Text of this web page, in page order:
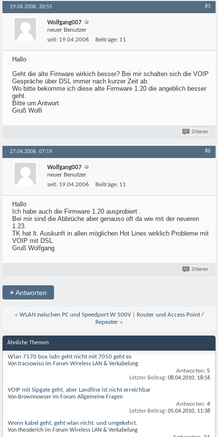
19.04.2006, 20:55 #5
Wolfgang007
neuer Benutzer
seit: 19.04.2006 Beiträge: 11
Hallo
Geht die alte Fimware wirkich besser? Bei mir schalten sich die VOIP
Gespräche über DSL immer nach kurzer Zeit ab.
Wo bitte bekomme ich diese alte Firmware 1.20 die angeblich besser
geht.
Bitte um Antwort
Gruß Wolfi
Zitieren
27.04.2006, 07:19 #6
Wolfgang007
neuer Benutzer
seit: 19.04.2006 Beiträge: 11
Hallo
Ich habe auch die Firmware 1.20 ausprobiert .
Bei mir sind die Abbrüche aber genauso oft da wie mit der neueren
1.23.
TK hat lt. Auskunft in allen möglichen Hot Lines wirklich Probleme mit
VOIP mit DSL.
Gruß Wolfgang
Zitieren
+Antworten
« WLAN zwischen PC und Speedport W 500V|
Router und Access Point /
Repeater »
Ähnliche Themen
Wlan 7170 box isdn geht nicht mit 7050 geht es
Von tracsowiso im Forum Wireless LAN & Verkabelung
Antworten: 5
Letzter Beitrag: 08.04.2010, 18:56
VOIP mit Sipgate geht, aber Landline ist nicht erreichbar
Von Brownnowser im Forum Allgemeine Fragen
Antworten: 4
Letzter Beitrag: 05.04.2010, 11:38
Wenn kabel geht, geht wlan nicht. und umgekehrt.
Von theoderich im Forum Wireless LAN & Verkabelung